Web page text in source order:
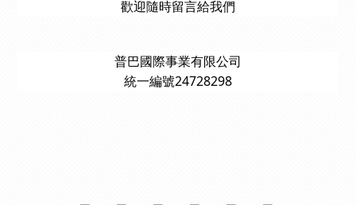
歡迎隨時留言給我們
普巴國際事業有限公司
統一編號24728298